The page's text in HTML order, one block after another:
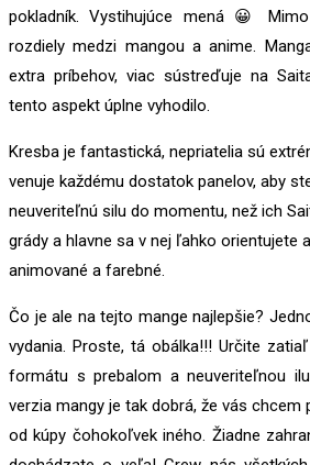
pokladník. Vystihujúce mená 😀
rozdiely medzi mangou a anime.
extra príbehov, viac sústreďuje na
tento aspekt úplne vyhodilo.
Kresba je fantastická, nepriatelia sú
venuje každému dostatok panelov, aby
neuveriteľnú silu do momentu, než ich
grády a hlavne sa v nej ľahko orientujete
animované a farebné.
Čo je ale na tejto mange najlepšie?
vydania. Proste, tá obálka!!! Určite
formátu s prebalom a neuveriteľnou
verzia mangy je tak dobrá, že vás
od kúpy čohokoľvek iného. Žiadne